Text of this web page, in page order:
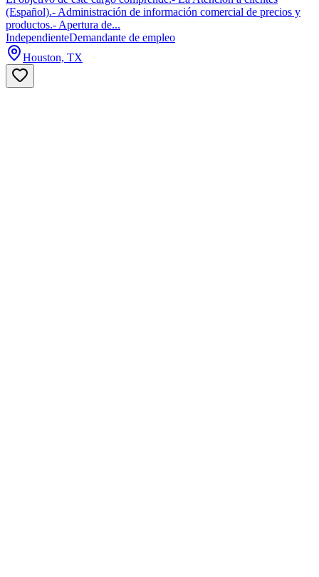
(Español).- Administración de información comercial de precios y
productos.- Apertura de...
IndependienteDemandante de empleo
Houston, TX